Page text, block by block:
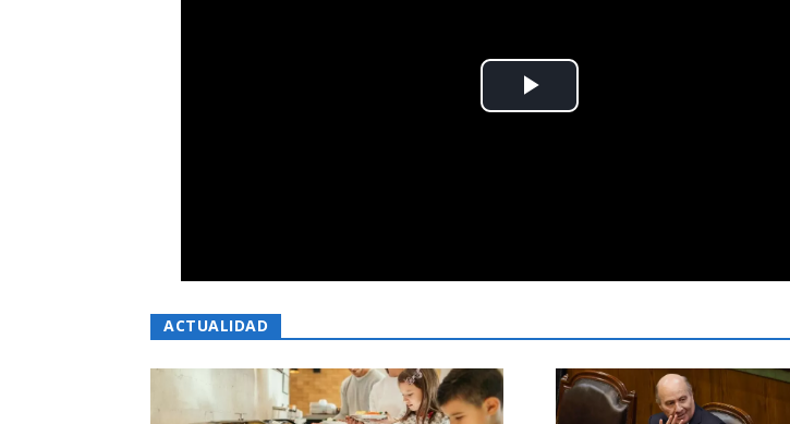
ACTUALIDAD